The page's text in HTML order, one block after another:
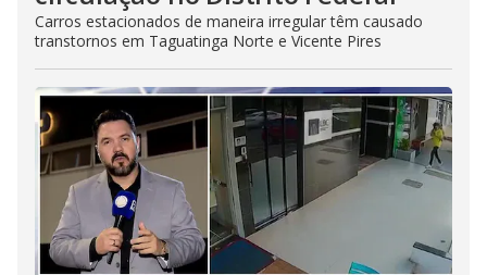
Carros estacionados de maneira irregular têm causado
transtornos em Taguatinga Norte e Vicente Pires